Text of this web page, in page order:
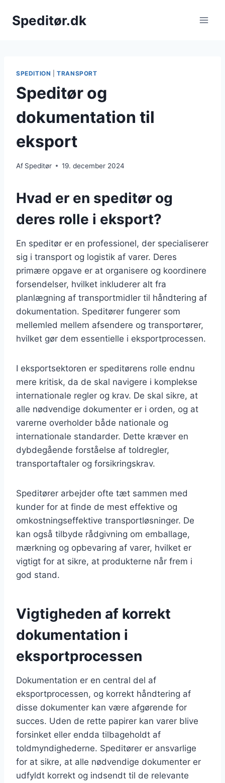
Speditør.dk
SPEDITION |TRANSPORT
Speditør og
dokumentation til
eksport
Af Speditør 19. december 2024
Hvad er en speditør og
deres rolle i eksport?
En speditør er en professionel, der specialiserer
sig i transport og logistik af varer. Deres
primære opgave er at organisere og koordinere
forsendelser, hvilket inkluderer alt fra
planlægning af transportmidler til håndtering af
dokumentation. Speditører fungerer som
mellemled mellem afsendere og transportører,
hvilket gør dem essentielle i eksportprocessen.
I eksportsektoren er speditørens rolle endnu
mere kritisk, da de skal navigere i komplekse
internationale regler og krav. De skal sikre, at
alle nødvendige dokumenter er i orden, og at
varerne overholder både nationale og
internationale standarder. Dette kræver en
dybdegående forståelse af toldregler,
transportaftaler og forsikringskrav.
Speditører arbejder ofte tæt sammen med
kunder for at finde de mest effektive og
omkostningseffektive transportløsninger. De
kan også tilbyde rådgivning om emballage,
mærkning og opbevaring af varer, hvilket er
vigtigt for at sikre, at produkterne når frem i
god stand.
Vigtigheden af korrekt
dokumentation i
eksportprocessen
Dokumentation er en central del af
eksportprocessen, og korrekt håndtering af
disse dokumenter kan være afgørende for
succes. Uden de rette papirer kan varer blive
forsinket eller endda tilbageholdt af
toldmyndighederne. Speditører er ansvarlige
for at sikre, at alle nødvendige dokumenter er
udfyldt korrekt og indsendt til de relevante